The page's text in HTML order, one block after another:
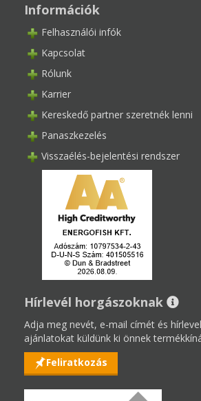
Információk
Felhasználói infók
Kapcsolat
Rólunk
Karrier
Kereskedő partner szeretnék lenni
Panaszkezelés
Visszaélés-bejelentési rendszer
Hírlevél horgászoknak
Adja meg nevét, e-mail címét és
ajánlatokat küldünk ki önnek
Feliratkozás